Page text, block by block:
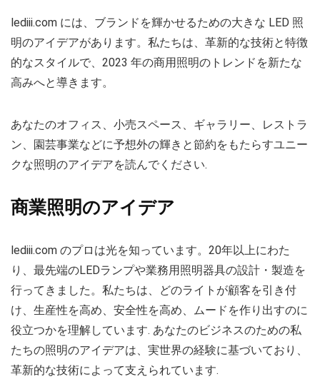
lediii.com には、ブランドを輝かせるための大きな LED 照
明のアイデアがあります。私たちは、革新的な技術と特徴
的なスタイルで、2023 年の商用照明のトレンドを新たな
高みへと導きます。
あなたのオフィス、小売スペース、ギャラリー、レストラ
ン、園芸事業などに予想外の輝きと節約をもたらすユニー
クな照明のアイデアを読んでください.
商業照明のアイデア
lediii.com のプロは光を知っています。20年以上にわた
り、最先端のLEDランプや業務用照明器具の設計・製造を
行ってきました。私たちは、どのライトが顧客を引き付
け、生産性を高め、安全性を高め、ムードを作り出すのに
役立つかを理解しています. あなたのビジネスのための私
たちの照明のアイデアは、実世界の経験に基づいており、
革新的な技術によって支えられています.